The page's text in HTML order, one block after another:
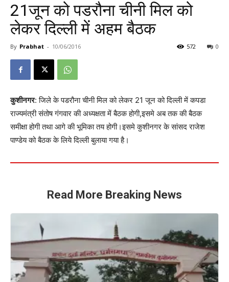
21जून को पडरौना चीनी मिल को
लेकर दिल्ली में अहम बैठक
By Prabhat - 10/06/2016 0
572
कुशीनगर: जिले के पडरौना चीनी मिल को लेकर 21 जून को दिल्ली में कपडा
राज्यमंत्री संतोष गंगवार की अध्यक्षता में बैठक होगी,इसमे अब तक की बैठक
समीक्षा होगी तथा आगे की भूमिका तय होगी।इसमे कुशीनगर के सांसद राजेश
पाण्डेय को बैठक के लिये दिल्ली बुलाया गया है।
Read More Breaking News